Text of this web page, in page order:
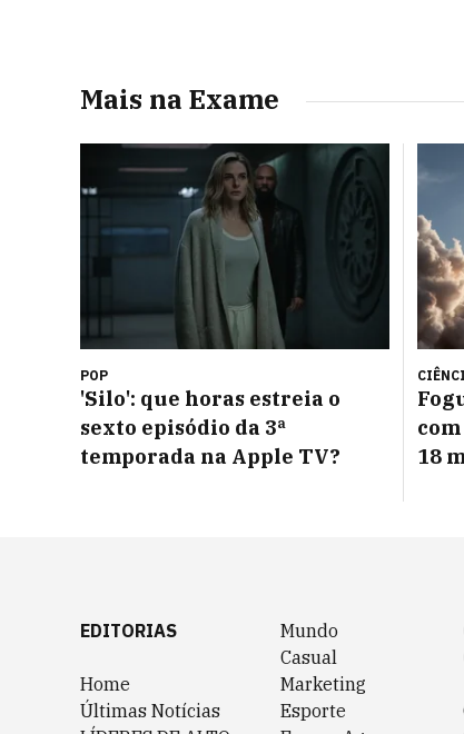
Mais na Exame
POP
'Silo': que horas estreia o
sexto episódio da 3ª
temporada na Apple TV?
18
EDITORIAS
Home
Últimas Notícias
Mundo
Casual
Marketing
Esporte